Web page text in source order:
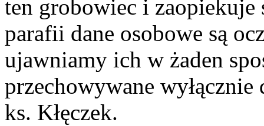
ten grobowiec i zaopiekuje
parafii dane osobowe są
ujawniamy ich w żaden
przechowywane
ks. Kłęczek.